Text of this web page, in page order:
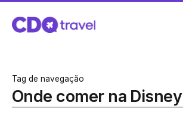
Tag de navegação
Onde comer na Disney